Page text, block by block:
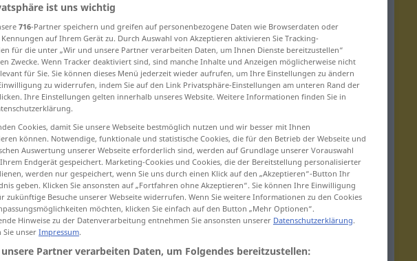
eng
ist uns wichtig
716-Partner speichern und greifen auf personenbezogene Daten wie Browserdaten oder
auf Ihrem Gerät zu. Durch Auswahl von Akzeptieren aktivieren Sie Tracking-
für die unter „Wir und unsere Partner verarbeiten Daten, um Ihnen Dienste bereitzustellen“
Zwecke. Wenn Tracker deaktiviert sind, sind manche Inhalte und Anzeigen möglicherweise nicht
für Sie. Sie können dieses Menü jederzeit wieder aufrufen, um Ihre Einstellungen zu ändern
zu widerrufen, indem Sie auf den Link Privatsphäre-Einstellungen am unteren Rand der
Ihre Einstellungen gelten innerhalb unseres Website. Weitere Informationen finden Sie in
Cookies, damit Sie unsere Webseite bestmöglich nutzen und wir besser mit Ihnen
können. Notwendige, funktionale und statistische Cookies, die für den Betrieb der Webseite und
Auswertung unserer Webseite erforderlich sind, werden auf Grundlage unserer Vorauswahl
Endgerät gespeichert. Marketing-Cookies und Cookies, die der Bereitstellung personalisierter
werden nur gespeichert, wenn Sie uns durch einen Klick auf den „Akzeptieren“-Button Ihr
geben. Klicken Sie ansonsten auf „Fortfahren ohne Akzeptieren“. Sie können Ihre Einwilligung
zukünftige Besuche unserer Webseite widerrufen. Wenn Sie weitere Informationen zu den Cookies
möchten, klicken Sie einfach auf den Button „Mehr Optionen“.
Hinweise zu der Datenverarbeitung entnehmen Sie ansonsten unserer Datenschutzerklärung.
Sie unser Impressum.
Partner verarbeiten Daten, um Folgendes bereitzustellen: